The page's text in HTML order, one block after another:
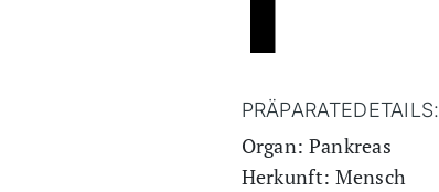
PRÄPARATEDETAILS:
Organ: Pankreas
Herkunft: Mensch